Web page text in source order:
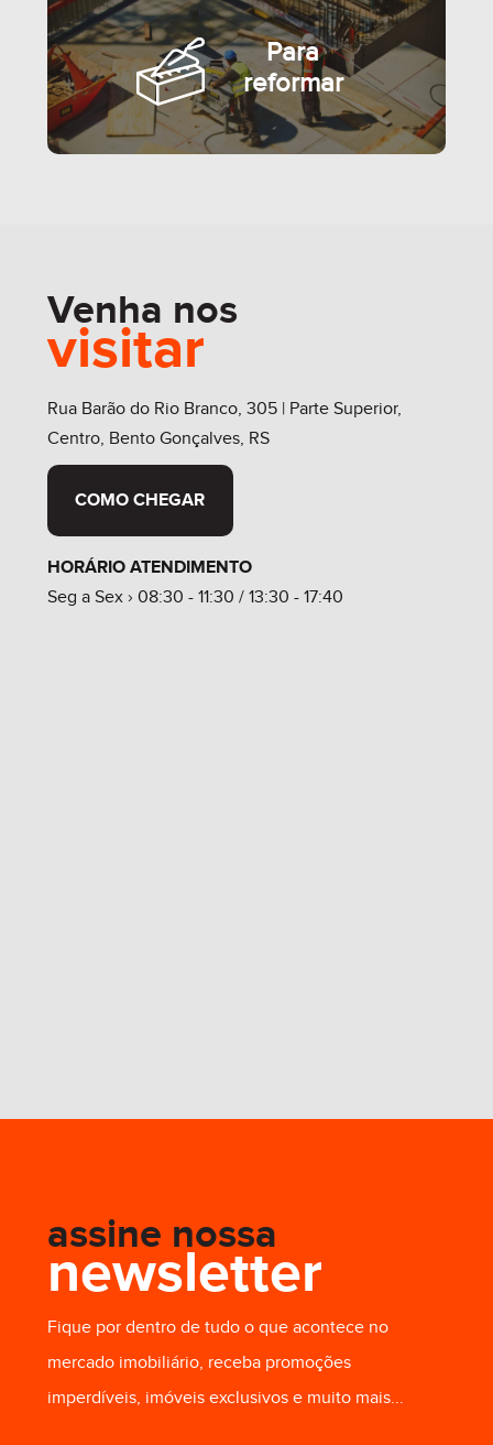
SEMIMOBILIADO
Para
reformar
Venha nos
visitar
Rua Barão do Rio Branco, 305 | Parte Superior,
Centro, Bento Gonçalves, RS
COMO CHEGAR
HORÁRIO ATENDIMENTO
Seg a Sex › 08:30 - 11:30 / 13:30 - 17:40
assine nossa
newsletter
Fique por dentro de tudo o que acontece no
mercado imobiliário, receba promoções
imperdíveis, imóveis exclusivos e muito mais...